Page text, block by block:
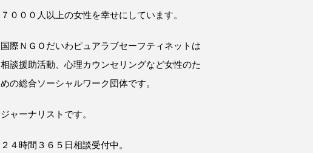
７０００人以上の女性を幸せにしています。
国際ＮＧＯだいわピュアラブセーフティネットは
相談援助活動、心理カウンセリングなど女性のた
めの総合ソーシャルワーク団体です。
ジャーナリストです。
２４時間３６５日相談受付中。